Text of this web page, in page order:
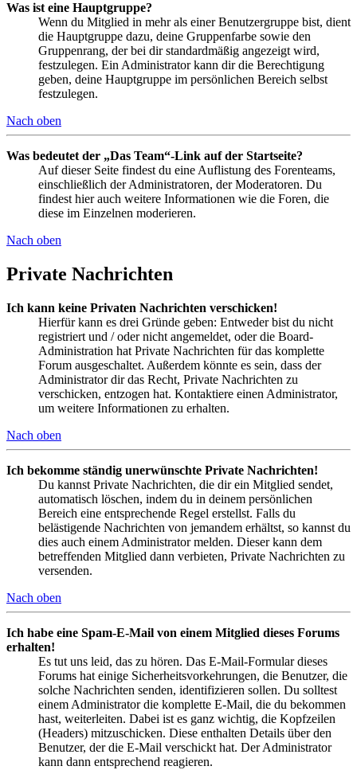
Was ist eine Hauptgruppe?
Wenn du Mitglied in mehr als einer Benutzergruppe bist, dient
die Hauptgruppe dazu, deine Gruppenfarbe sowie den
Gruppenrang, der bei dir standardmäßig angezeigt wird,
festzulegen. Ein Administrator kann dir die Berechtigung
geben, deine Hauptgruppe im persönlichen Bereich selbst
festzulegen.
Nach oben
Was bedeutet der „Das Team“-Link auf der Startseite?
Auf dieser Seite findest du eine Auflistung des Forenteams,
einschließlich der Administratoren, der Moderatoren. Du
findest hier auch weitere Informationen wie die Foren, die
diese im Einzelnen moderieren.
Nach oben
Private Nachrichten
Ich kann keine Privaten Nachrichten verschicken!
Hierfür kann es drei Gründe geben: Entweder bist du nicht
registriert und / oder nicht angemeldet, oder die Board-
Administration hat Private Nachrichten für das komplette
Forum ausgeschaltet. Außerdem könnte es sein, dass der
Administrator dir das Recht, Private Nachrichten zu
verschicken, entzogen hat. Kontaktiere einen Administrator,
um weitere Informationen zu erhalten.
Nach oben
Ich bekomme ständig unerwünschte Private Nachrichten!
Du kannst Private Nachrichten, die dir ein Mitglied sendet,
automatisch löschen, indem du in deinem persönlichen
Bereich eine entsprechende Regel erstellst. Falls du
belästigende Nachrichten von jemandem erhältst, so kannst du
dies auch einem Administrator melden. Dieser kann dem
betreffenden Mitglied dann verbieten, Private Nachrichten zu
versenden.
Nach oben
Ich habe eine Spam-E-Mail von einem Mitglied dieses Forums
erhalten!
Es tut uns leid, das zu hören. Das E-Mail-Formular dieses
Forums hat einige Sicherheitsvorkehrungen, die Benutzer, die
solche Nachrichten senden, identifizieren sollen. Du solltest
einem Administrator die komplette E-Mail, die du bekommen
hast, weiterleiten. Dabei ist es ganz wichtig, die Kopfzeilen
(Headers) mitzuschicken. Diese enthalten Details über den
Benutzer, der die E-Mail verschickt hat. Der Administrator
kann dann entsprechend reagieren.